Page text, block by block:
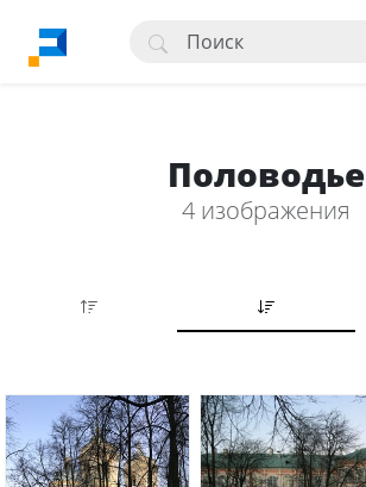
Половодье
4 изображения